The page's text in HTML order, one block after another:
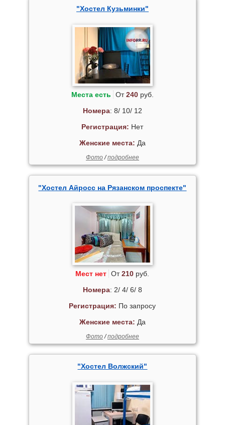
"Хостел Кузьминки"
Места есть От240руб.
Номера: 8/ 10/ 12
Регистрация: Нет
Женские места: Да
Фото/подробнее
"Хостел Айросс на Рязанском проспекте"
Мест нет От210 руб.
Номера: 2/ 4/ 6/ 8
Регистрация: По запросу
Женские места: Да
Фото/подробнее
"Хостел Волжский"